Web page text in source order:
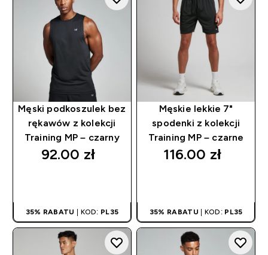
Męski podkoszulek bez
rękawów z kolekcji
Training MP – czarny
92.00 zł‎
35% RABATU | KOD: PL35
Męskie lekkie 7"
spodenki z kolekcji
Training MP – czarne
116.00 zł‎
35% RABATU | KOD: PL35